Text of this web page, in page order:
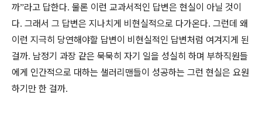
까”라고 답한다. 물론 이런 교과서적인 답변은 현실이 아닐 것이
다. 그래서 그 답변은 지나치게 비현실적으로 다가온다. 그런데 왜
이런 지극히 당연해야할 답변이 비현실적인 답변처럼 여겨지게 된
걸까. 남정기 과장 같은 묵묵히 자기 일을 성실히 하며 부하직원들
에게 인간적으로 대하는 샐러리맨들이 성공하는 그런 현실은 요원
하기만 한 걸까.